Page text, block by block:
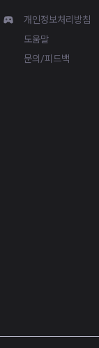
개인정보처리방침
도움말
문의/피드백